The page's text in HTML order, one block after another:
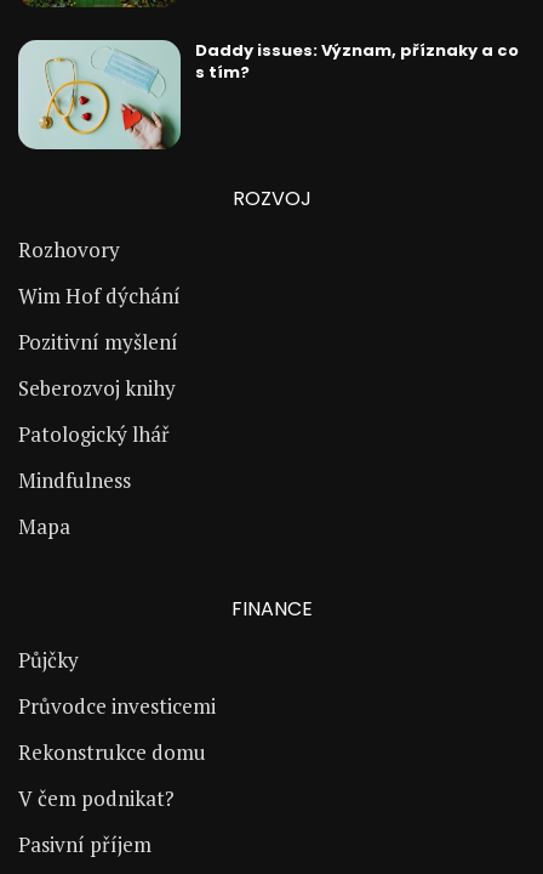
Daddy issues: Význam, příznaky a co
s tím?
ROZVOJ
Rozhovory
Wim Hof dýchání
Pozitivní myšlení
Seberozvoj knihy
Patologický lhář
Mindfulness
Mapa
FINANCE
Půjčky
Průvodce investicemi
Rekonstrukce domu
V čem podnikat?
Pasivní příjem